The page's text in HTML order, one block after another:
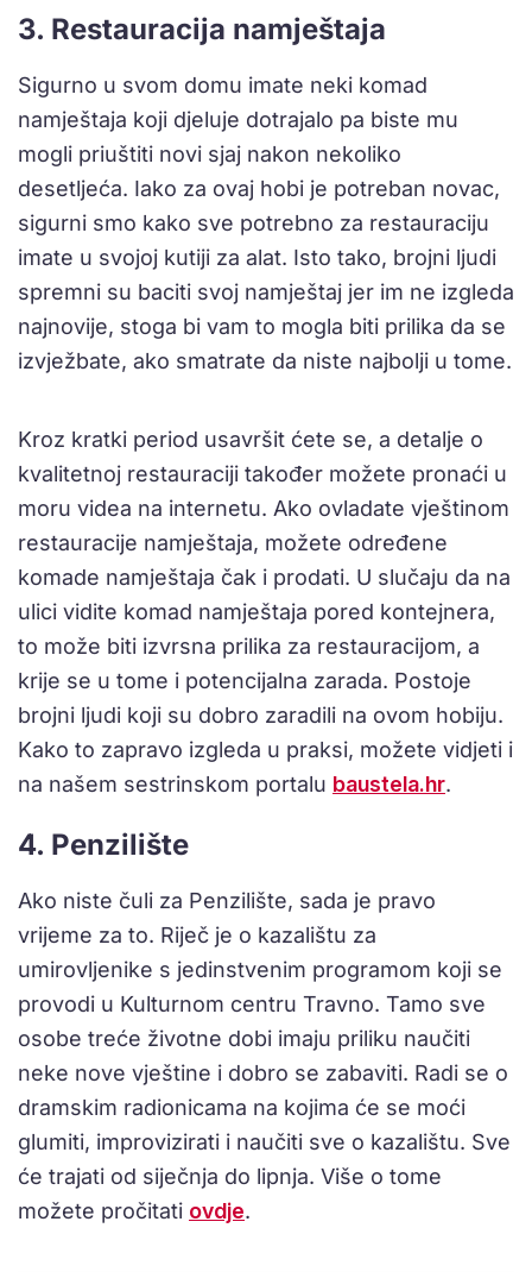
3. Restauracija namještaja
Sigurno u svom domu imate neki komad
namještaja koji djeluje dotrajalo pa biste mu
mogli priuštiti novi sjaj nakon nekoliko
desetljeća. Iako za ovaj hobi je potreban novac,
sigurni smo kako sve potrebno za restauraciju
imate u svojoj kutiji za alat. Isto tako, brojni ljudi
spremni su baciti svoj namještaj jer im ne izgleda
najnovije, stoga bi vam to mogla biti prilika da se
izvježbate, ako smatrate da niste najbolji u tome.
Kroz kratki period usavršit ćete se, a detalje o
kvalitetnoj restauraciji također možete pronaći u
moru videa na internetu. Ako ovladate vještinom
restauracije namještaja, možete određene
komade namještaja čak i prodati. U slučaju da na
ulici vidite komad namještaja pored kontejnera,
to može biti izvrsna prilika za restauracijom, a
krije se u tome i potencijalna zarada. Postoje
brojni ljudi koji su dobro zaradili na ovom hobiju.
Kako to zapravo izgleda u praksi, možete vidjeti i
na našem sestrinskom portalu baustela.hr.
4. Penzilište
Ako niste čuli za Penzilište, sada je pravo
vrijeme za to. Riječ je o kazalištu za
umirovljenike s jedinstvenim programom koji se
provodi u Kulturnom centru Travno. Tamo sve
osobe treće životne dobi imaju priliku naučiti
neke nove vještine i dobro se zabaviti. Radi se o
dramskim radionicama na kojima će se moći
glumiti, improvizirati i naučiti sve o kazalištu. Sve
će trajati od siječnja do lipnja. Više o tome
možete pročitati ovdje.